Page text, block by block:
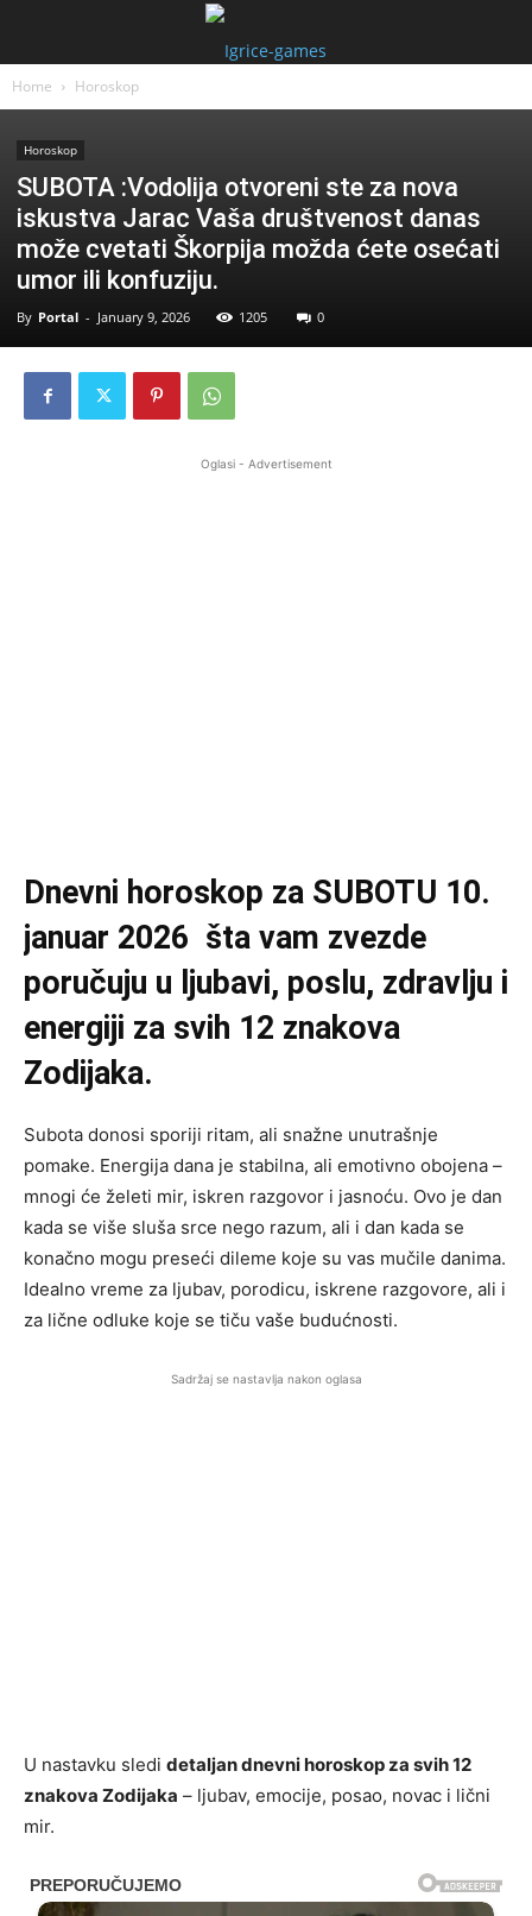
Home Horoskop
Horoskop
SUBOTA :Vodolija otvoreni ste za nova
iskustva Jarac Vaša društvenost danas
može cvetati Škorpija možda ćete osećati
umor ili konfuziju.
By Portal - January 9, 2026 1205 0
Oglasi - Advertisement
Dnevni horoskop za SUBOTU 10.
januar 2026 šta vam zvezde
poručuju u ljubavi, poslu, zdravlju i
energiji za svih 12 znakova
Zodijaka.
Subota donosi sporiji ritam, ali snažne unutrašnje
pomake. Energija dana je stabilna, ali emotivno obojena –
mnogi će želeti mir, iskren razgovor i jasnoću. Ovo je dan
kada se više sluša srce nego razum, ali i dan kada se
konačno mogu preseći dileme koje su vas mučile danima.
Idealno vreme za ljubav, porodicu, iskrene razgovore, ali i
za lične odluke koje se tiču vaše budućnosti.
Sadržaj se nastavlja nakon oglasa
U nastavku sledi detaljan dnevni horoskop za svih 12
znakova Zodijaka – ljubav, emocije, posao, novac i lični
mir.